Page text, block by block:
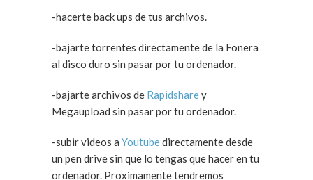
-hacerte back ups de tus archivos.
-bajarte torrentes directamente de la Fonera
al disco duro sin pasar por tu ordenador.
-bajarte archivos de Rapidsharey
Megaupload sin pasar por tu ordenador.
-subir videos a Youtubedirectamente desde
un pen drive sin que lo tengas que hacer en tu
ordenador. Proximamente tendremos